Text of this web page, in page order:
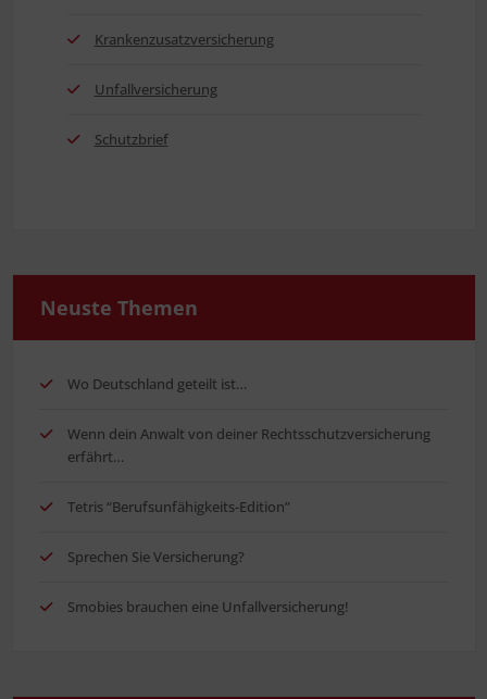
Kran­ken­zu­satz­ver­si­che­rung
Unfall­ver­si­che­rung
Schutz­brief
Neus­te Themen
Wo Deutsch­land geteilt ist…
Wenn dein Anwalt von dei­ner Rechts­schutz­ver­si­che­rung
erfährt…
Tetris “Berufs­un­fä­hig­keits-Edi­ti­on”
Spre­chen Sie Versicherung?
Smo­bies brau­chen eine Unfallversicherung!